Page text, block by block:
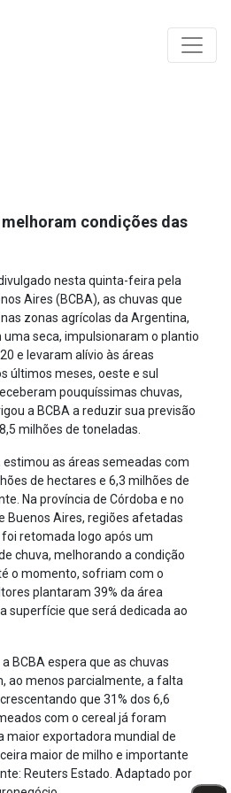
condições das
nesta quinta-feira pela
Aires (BCBA), as chuvas que
zonas agrícolas da Argentina,
seca, impulsionaram o plantio
e levaram alívio às áreas
últimos meses, oeste e sul
pouquíssimas chuvas,
a BCBA a reduzir sua previsão
milhões de toneladas.
as áreas semeadas com
de hectares e 6,3 milhões de
Na província de Córdoba e no
Buenos Aires, regiões afetadas
retomada logo após um
chuva, melhorando a condição
o momento, sofriam com o
plantaram 39% da área
superfície que será dedicada ao
BCBA espera que as chuvas
ao menos parcialmente, a falta
que 31% dos 6,6
com o cereal já foram
maior exportadora mundial de
maior de milho e importante
Reuters Estado. Adaptado por